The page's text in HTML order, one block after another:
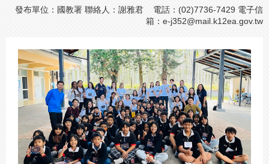
發布單位：國教署 聯絡人：謝雅君 電話：(02)7736-7429 電子信
箱： e-j352@mail.k12ea.gov.tw